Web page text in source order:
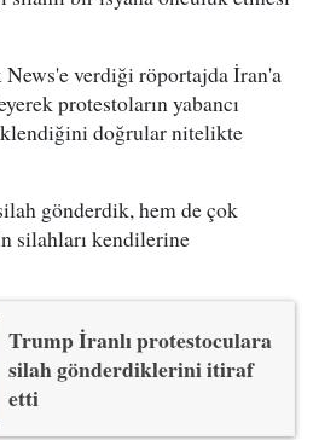
News'e verdiği röportajda İran'a
protestoların yabancı
doğrular nitelikte
gönderdik, hem de çok
silahları kendilerine
Trump İranlı protestoculara
silah gönderdiklerini itiraf
etti